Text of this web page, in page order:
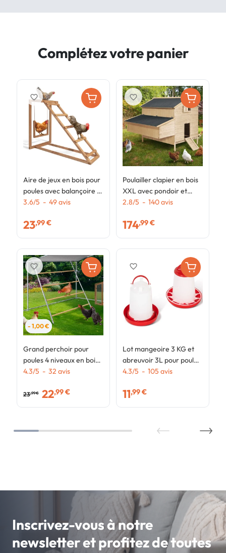
Complétez votre panier
Aire de jeux en bois pour
poules avec balançoire et
perchoir
3.6/5 - 49avis
23,99 €
favorite_border
- 1,00 €
Grand perchoir pour
poules 4 niveaux en bois
compatible enclos
4.3/5 - 32 avis
23,99 € 22,99 €
favorite_border
Poulailler clapier en bois
XXL avec pondoir et
tiroir à déjections 6
2.8/5 - 140avis
174,99 €
favorite_border
Lot mangeoire 3 KG et
abreuvoir 3L pour poules
et volailles
4.3/5 - 105 avis
11,99 €
favorite_border
Inscrivez-vous à notre
newsletter et profitez de toutes